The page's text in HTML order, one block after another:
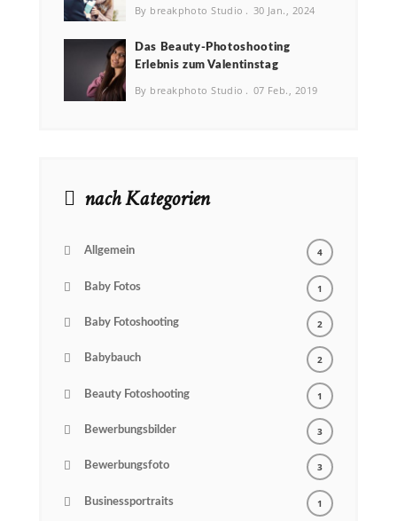
By breakphoto Studio 30 Jan., 2024
Das Beauty-Photoshooting
Erlebnis zum Valentinstag
By breakphoto Studio 07 Feb., 2019
nach Kategorien
Allgemein 4
Baby Fotos 1
Baby Fotoshooting 2
Babybauch 2
Beauty Fotoshooting 1
Bewerbungsbilder 3
Bewerbungsfoto 3
Businessportraits 1
Email